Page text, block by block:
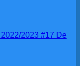
2023 #17 De